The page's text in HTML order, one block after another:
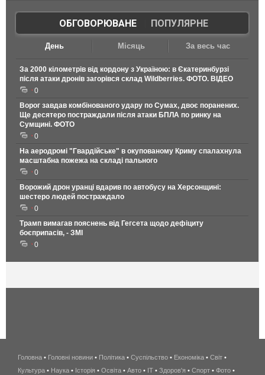
ОБГОВОРЮВАНЕ| ПОПУЛЯРНЕ
День Місяць За весь час
За 2000 кілометрів від кордону з Україною: в Єкатеринбурзі
після атаки дронів загорівся склад Wildberries. ФОТО. ВІДЕО
0
Ворог завдав комбінованого удару по Сумах, двоє поранених.
Ще десятеро постраждали після атаки БПЛА по ринку на
Сумщині. ФОТО
0
На аеродромі "Гвардійське" в окупованому Криму спалахнула
масштабна пожежа на складі пального
0
Ворожий дрон уранці вдарив по автобусу на Херсонщині:
шестеро людей постраждало
0
Трамп вимагав пояснень від Гегсета щодо дефіциту
боєприпасів, - ЗМІ
0
беспроводной
интернет
Головна • Головні новини • Політика • Суспільство • Економіка • Світ •
Культура • Наука • Історія • Освіта • Авто • IT • Здоров'я • Спорт • Фото •